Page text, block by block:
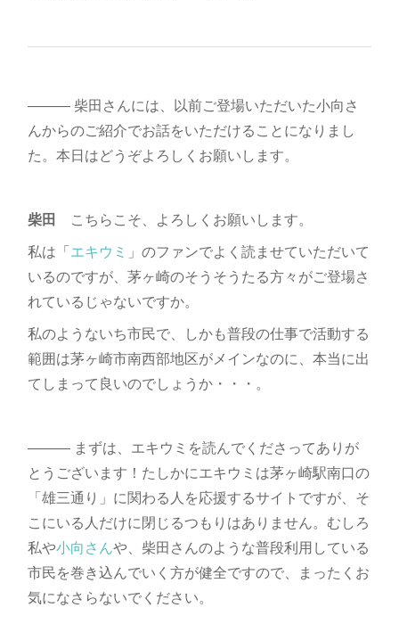
――― 柴田さんには、以前ご登場いただいた小向さ
んからのご紹介でお話をいただけることになりまし
た。本日はどうぞよろしくお願いします。
柴田 こちらこそ、よろしくお願いします。
私は「エキウミ 」のファンでよく読ませていただいて
いるのですが、茅ヶ崎のそうそうたる方々がご登場さ
れているじゃないですか。
私のようないち市民で、しかも普段の仕事で活動する
範囲は茅ヶ崎市南西部地区がメインなのに、本当に出
てしまって良いのでしょうか・・・。
――― まずは、エキウミを読んでくださってありが
とうございます！たしかにエキウミは茅ヶ崎駅南口の
「雄三通り」に関わる人を応援するサイトですが、そ
こにいる人だけに閉じるつもりはありません。むしろ
私や小向さんや、柴田さんのような普段利用している
市民を巻き込んでいく方が健全ですので、まったくお
気になさらないでください。